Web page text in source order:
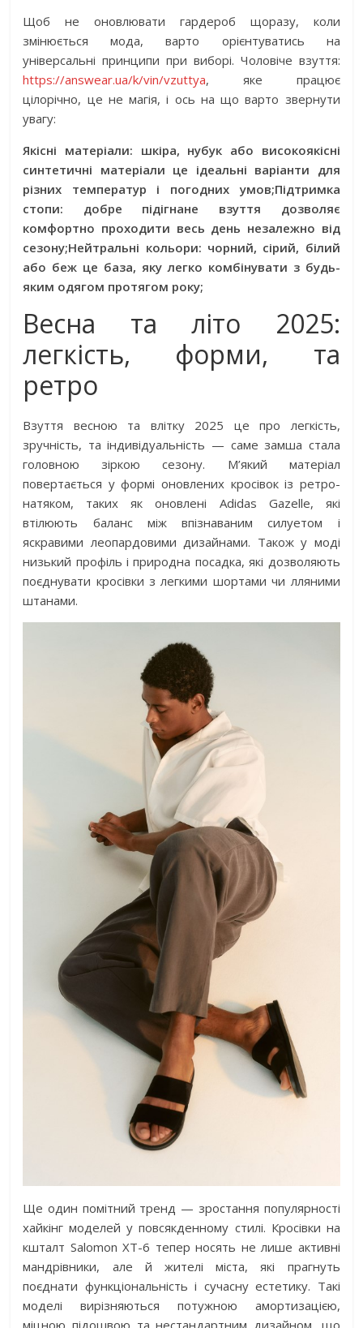
Щоб не оновлювати гардероб щоразу, коли
змінюється мода, варто орієнтуватись на
універсальні принципи при виборі. Чоловіче взуття:
https://answear.ua/k/vin/vzuttya, яке працює
цілорічно, це не магія, і ось на що варто звернути
увагу:
Якісні матеріали: шкіра, нубук або високоякісні
синтетичні матеріали це ідеальні варіанти для
різних температур і погодних умов;Підтримка
стопи: добре підігнане взуття дозволяє
комфортно проходити весь день незалежно від
сезону;Нейтральні кольори: чорний, сірий, білий
або беж це база, яку легко комбінувати з будь-
яким одягом протягом року;
Весна та літо 2025:
легкість, форми, та
ретро
Взуття весною та влітку 2025 це про легкість,
зручність, та індивідуальність — саме замша стала
головною зіркою сезону. М’який матеріал
повертається у формі оновлених кросівок із ретро-
натяком, таких як оновлені Adidas Gazelle, які
втілюють баланс між впізнаваним силуетом і
яскравими леопардовими дизайнами. Також у моді
низький профіль і природна посадка, які дозволяють
поєднувати кросівки з легкими шортами чи лляними
штанами.
Ще один помітний тренд — зростання популярності
хайкінг моделей у повсякденному стилі. Кросівки на
кшталт Salomon XT-6 тепер носять не лише активні
мандрівники, але й жителі міста, які прагнуть
поєднати функціональність і сучасну естетику. Такі
моделі вирізняються потужною амортизацією,
міцною підошвою та нестандартним дизайном, що